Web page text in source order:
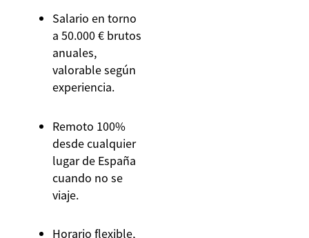
Salario en torno
a 50.000 € brutos
anuales,
valorable según
experiencia.
Remoto 100%
desde cualquier
lugar de España
cuando no se
viaje.
Horario flexible,